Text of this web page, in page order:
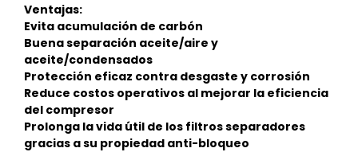
Ventajas:
Evita acumulación de carbón
Buena separación aceite/aire y
aceite/condensados
Protección eficaz contra desgaste y corrosión
Reduce costos operativos al mejorar la eficiencia
del compresor
Prolonga la vida útil de los filtros separadores
gracias a su propiedad anti-bloqueo